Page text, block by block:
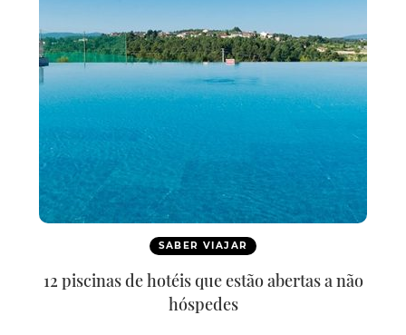
SABER VIAJAR
12 piscinas de hotéis que estão abertas a não
hóspedes